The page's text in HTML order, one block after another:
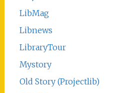
LibMag
Libnews
LibraryTour
Mystory
Old Story (Projectlib)